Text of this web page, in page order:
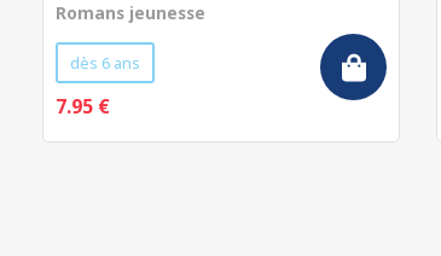
Romans jeunesse
dès 6 ans
7.95 €